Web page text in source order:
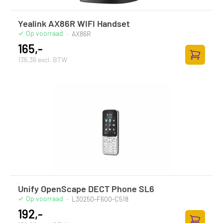
Yealink AX86R WIFI Handset
Op voorraad · AX86R
165,-
136,36 excl. BTW
Unify OpenScape DECT Phone SL6
Op voorraad · L30250-F600-C518
192,-